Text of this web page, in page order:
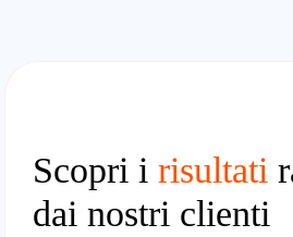
Scopri irisultati
dai nostri clienti